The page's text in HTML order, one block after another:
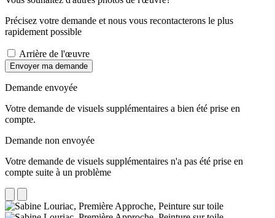
Précisez votre demande et nous vous recontacterons le plus
rapidement possible
Arrière de l'œuvre
Envoyer ma demande
Demande envoyée
Votre demande de visuels supplémentaires a bien été prise en
compte.
Demande non envoyée
Votre demande de visuels supplémentaires n'a pas été prise en
compte suite à un problème